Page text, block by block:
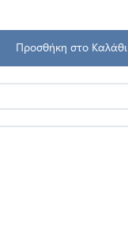
Προσθήκη στο Καλάθι